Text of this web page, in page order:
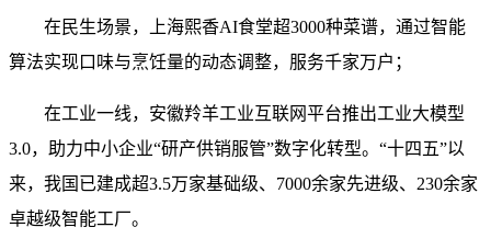
在民生场景，上海熙香AI食堂超3000种菜谱，通过智能
算法实现口味与烹饪量的动态调整，服务千家万户；
在工业一线，安徽羚羊工业互联网平台推出工业大模型
3.0，助力中小企业“研产供销服管”数字化转型。“十四五”以
来，我国已建成超3.5万家基础级、7000余家先进级、230余家
卓越级智能工厂。